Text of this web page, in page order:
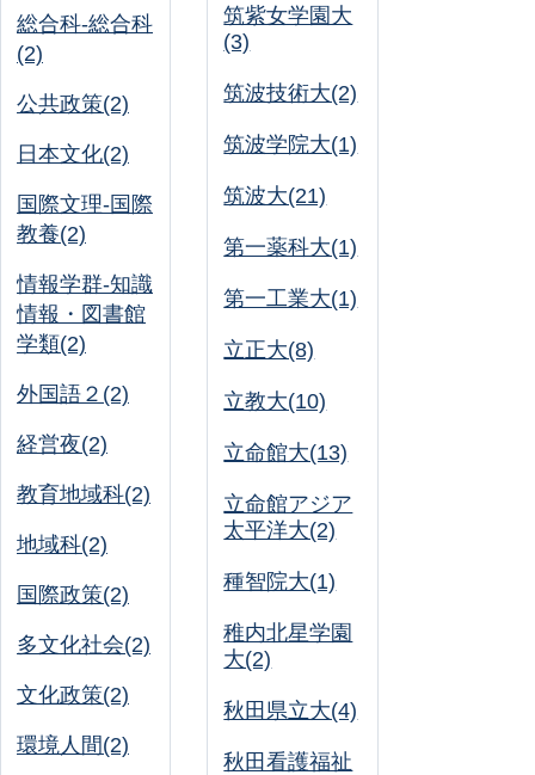
総合科-総合科
(2)
公共政策(2)
日本文化(2)
国際文理-国際
教養(2)
情報学群-知識
情報・図書館
学類(2)
外国語２(2)
経営夜(2)
教育地域科(2)
地域科(2)
国際政策(2)
多文化社会(2)
文化政策(2)
環境人間(2)
筑紫女学園大
(3)
筑波技術大(2)
筑波学院大(1)
筑波大(21)
第一薬科大(1)
第一工業大(1)
立正大(8)
立教大(10)
立命館大(13)
立命館アジア
太平洋大(2)
種智院大(1)
稚内北星学園
大(2)
秋田県立大(4)
秋田看護福祉